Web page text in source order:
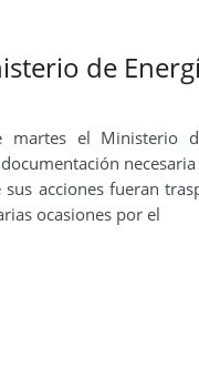
de
el Ministerio
acciones fueran
ocasiones por el